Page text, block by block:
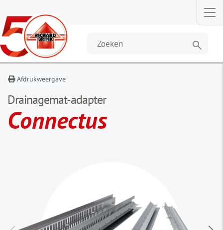
search
Afdrukweergave
Drainagemat-adapter
Connectus
Omschrijving
kochten ook